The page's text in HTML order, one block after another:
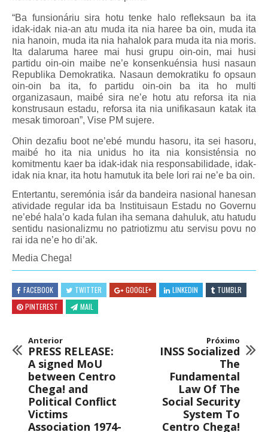
“Ba funsionáriu sira hotu tenke halo refleksaun ba ita
idak-idak nia-an atu muda ita nia haree ba oin, muda ita
nia hanoin, muda ita nia hahalok para muda ita nia moris.
Ita dalaruma haree mai husi grupu oin-oin, mai husi
partidu oin-oin maibe ne’e konsenkuénsia husi nasaun
Republika Demokratika. Nasaun demokratiku fo opsaun
oin-oin ba ita, fo partidu oin-oin ba ita ho multi
organizasaun, maibé sira ne’e hotu atu reforsa ita nia
konstrusaun estadu, reforsa ita nia unifikasaun katak ita
mesak timoroan”, Vise PM sujere.
Ohin dezafiu boot ne’ebé mundu hasoru, ita sei hasoru,
maibé ho ita nia unidus ho ita nia konsisténsia no
komitmentu kaer ba idak-idak nia responsabilidade, idak-
idak nia knar, ita hotu hamutuk ita bele lori rai ne’e ba oin.
Entertantu, seremónia isár da bandeira nasional hanesan
atividade regular ida ba Instituisaun Estadu no Governu
ne’ebé hala’o kada fulan iha semana dahuluk, atu hatudu
sentidu nasionalizmu no patriotizmu atu servisu povu no
rai ida ne’e ho di’ak.
Media Chega!
FACEBOOK TWITTER GOOGLE+ LINKEDIN
TUMBLR
PINTEREST
MAIL
Anterior
PRESS RELEASE:
A signed MoU
between Centro
Chega! and
Political Conflict
Victims
Association 1974-
Próximo
INSS Socialized
The
Fundamental
Law Of The
Social Security
System To
Centro Chega!